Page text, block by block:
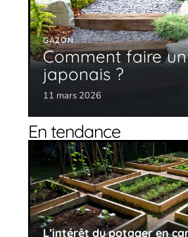
GAZON
Comment faire
japonais ?
11 mars 2026
En tendance
L’intérêt du potager en